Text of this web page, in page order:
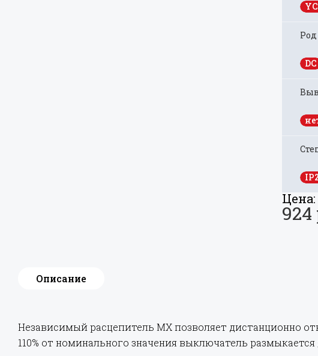
Род
DC
Цена:
924
Описание
Независимый расцепитель MX позволяет дистанционно
110% от номинального значения выключатель